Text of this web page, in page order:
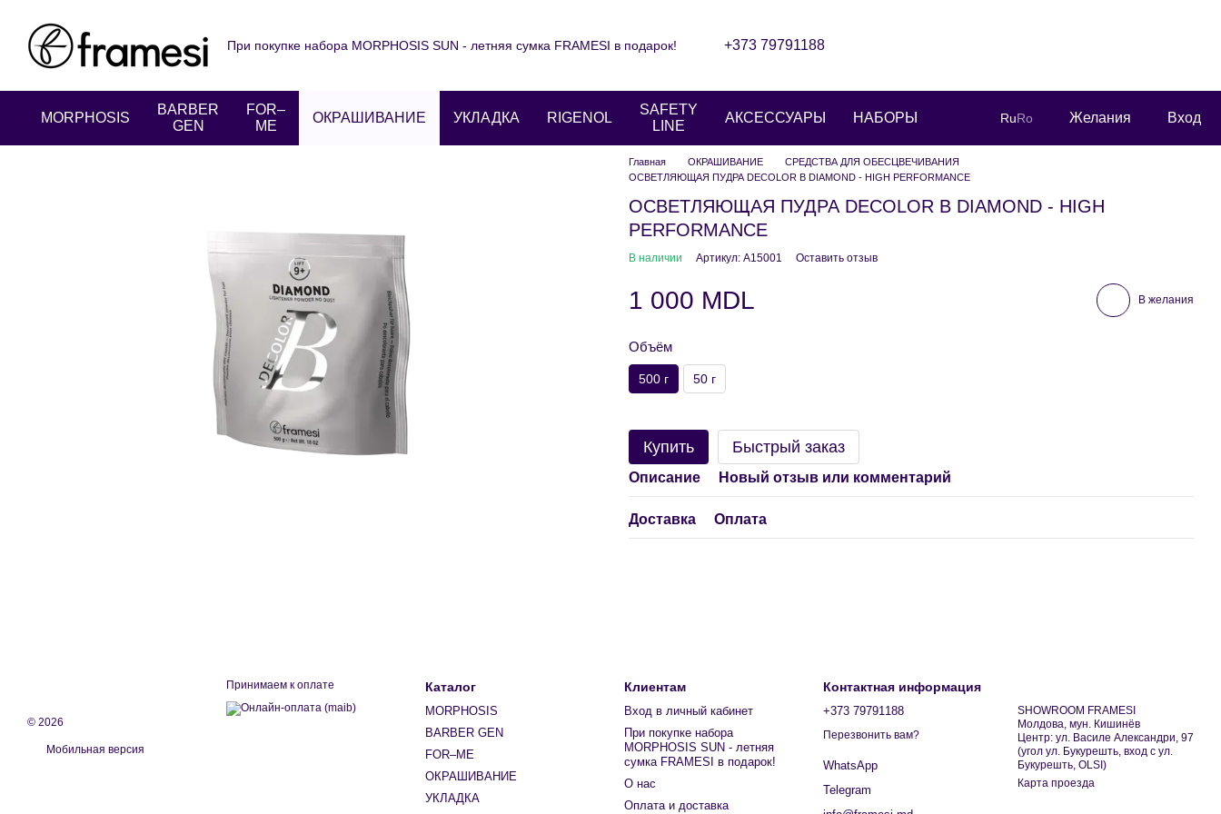
При покупке набора MORPHOSIS SUN - летняя сумка FRAMESI в подарок!
+373 79791188
MORPHOSIS
BARBER
GEN
FOR–
ME
ОКРАШИВАНИЕ УКЛАДКА RIGENOL
SAFETY
LINE
АКСЕССУАРЫ НАБОРЫ RuRo Желания Вход
Главная ОКРАШИВАНИЕ
СРЕДСТВА ДЛЯ ОБЕСЦВЕЧИВАНИЯ
ОСВЕТЛЯЮЩАЯ ПУДРА DECOLOR B DIAMOND - HIGH PERFORMANCE
ОСВЕТЛЯЮЩАЯ ПУДРА DECOLOR B DIAMOND - HIGH
PERFORMANCE
В наличии Артикул: A15001 Оставить отзыв
1 000 MDL В желания
Объём
500 г 50 г
Купить Быстрый заказ
Описание Новый отзыв или комментарий
Доставка Оплата
© 2026
Мобильная версия
Принимаем к оплате Каталог
MORPHOSIS
BARBER GEN
FOR–ME
ОКРАШИВАНИЕ
УКЛАДКА
Клиентам
Вход в личный кабинет
При покупке набора
MORPHOSIS SUN - летняя
сумка FRAMESI в подарок!
О нас
Оплата и доставка
Контактная информация
+373 79791188
Перезвонить вам?
WhatsApp
Telegram
SHOWROOM FRAMESI
Молдова, мун. Кишинёв
Центр: ул. Василе Александри, 97
(угол ул. Букурешть, вход с ул.
Букурешть, OLSI)
Карта проезда